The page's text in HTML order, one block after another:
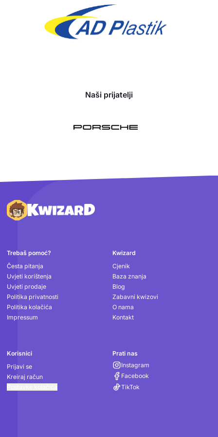
Naši prijatelji
Podnožje
Trebaš pomoć?
Česta pitanja
Uvjeti korištenja
Uvjeti prodaje
Politika privatnosti
Politika kolačića
Impressum
Kwizard
Cjenik
Baza znanja
Blog
Zabavni kwizovi
O nama
Kontakt
Korisnici
Prijavi se
Kreiraj račun
Prati nas
Instagram
Facebook
TikTok